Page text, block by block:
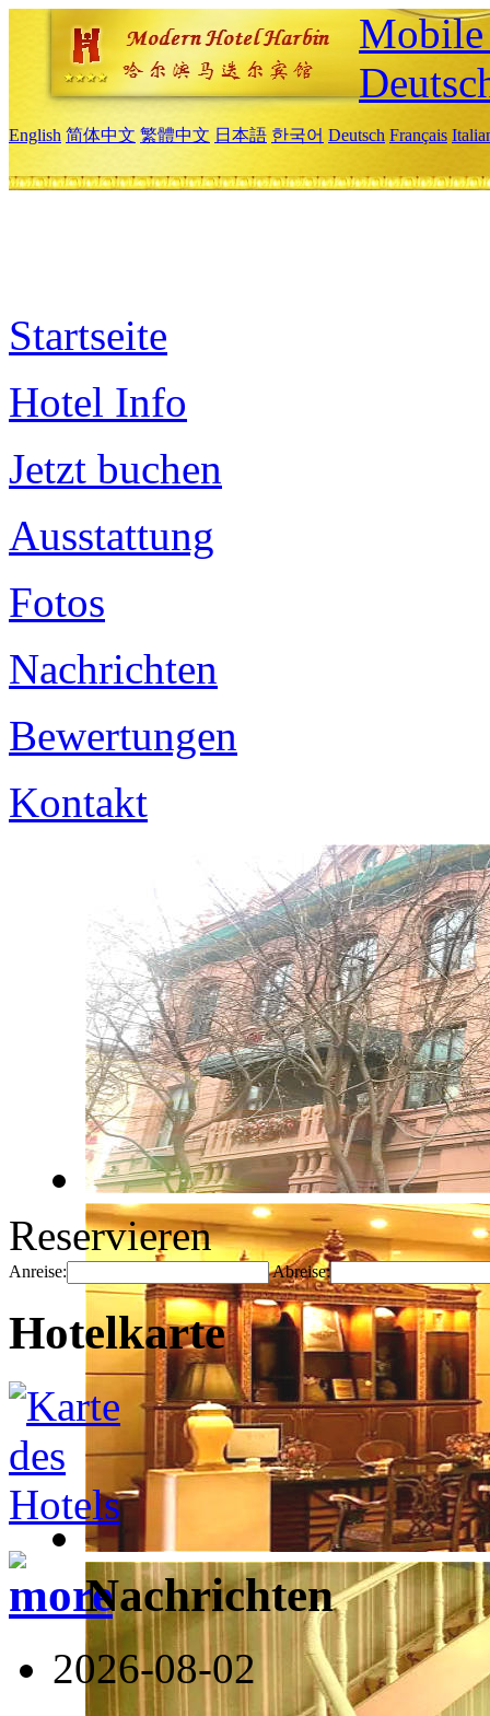
English 简体中文 繁體中文 日本語 한국어 Deutsch Français
Startseite
Hotel Info
Jetzt buchen
Ausstattung
Fotos
Nachrichten
Bewertungen
Kontakt
Reservieren
Anreise: Abreise:
Hotelkarte
Nachrichten
2026-08-02